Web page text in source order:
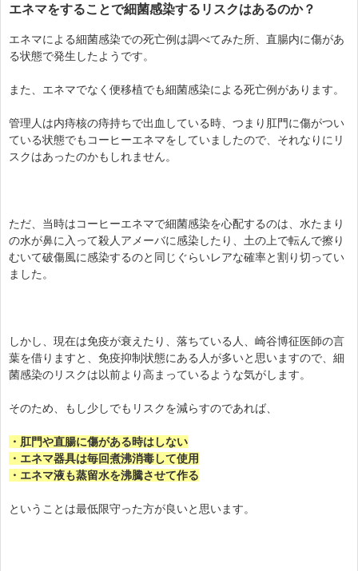
エネマをすることで細菌感染するリスクはあるのか？
エネマによる細菌感染での死亡例は調べてみた所、直腸内に傷があ
る状態で発生したようです。
また、エネマでなく便移植でも細菌感染による死亡例があります。
管理人は内痔核の痔持ちで出血している時、つまり肛門に傷がつい
ている状態でもコーヒーエネマをしていましたので、それなりにリ
スクはあったのかもしれません。
ただ、当時はコーヒーエネマで細菌感染を心配するのは、水たまり
の水が鼻に入って殺人アメーバに感染したり、土の上で転んで擦り
むいて破傷風に感染するのと同じぐらいレアな確率と割り切ってい
ました。
しかし、現在は免疫が衰えたり、落ちている人、崎谷博征医師の言
葉を借りますと、免疫抑制状態にある人が多いと思いますので、細
菌感染のリスクは以前より高まっているような気がします。
そのため、もし少しでもリスクを減らすのであれば、
・肛門や直腸に傷がある時はしない
・エネマ器具は毎回煮沸消毒して使用
・エネマ液も蒸留水を沸騰させて作る
ということは最低限守った方が良いと思います。